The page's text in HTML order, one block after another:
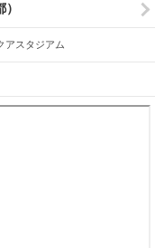
アスタジアム